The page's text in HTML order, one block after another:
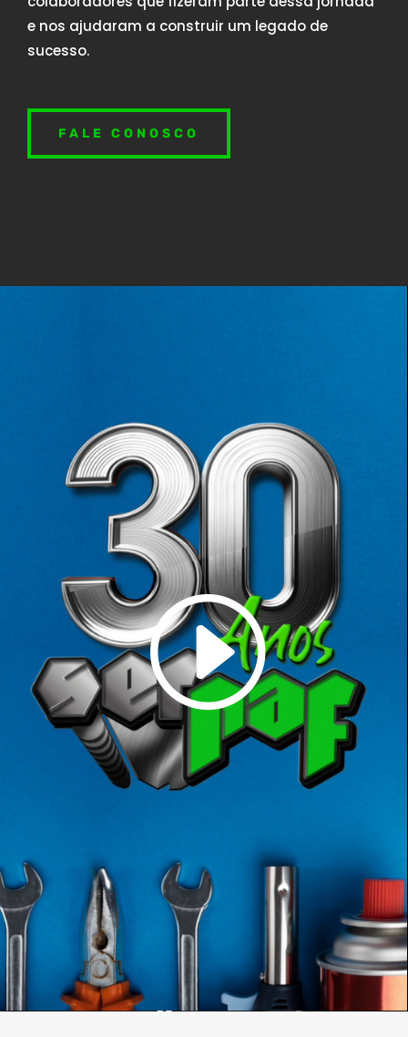
e nos ajudaram a construir um legado de
sucesso.
FALE CONOSCO